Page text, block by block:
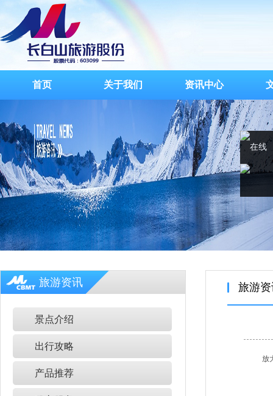
首页 关于我们 资讯中心
旅游资讯
景点介绍
出行攻略
产品推荐
旅游
放
在线